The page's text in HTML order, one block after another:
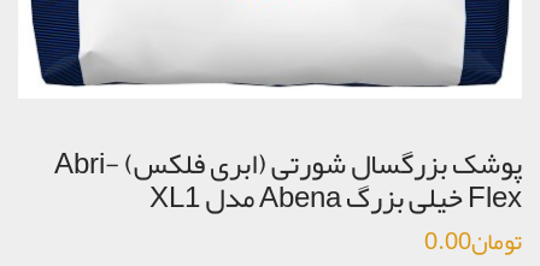
پوشک بزرگسال شورتی (ابری فلکس) Abri-
Flex خیلی بزرگ Abena مدل XL1
تومان0.00